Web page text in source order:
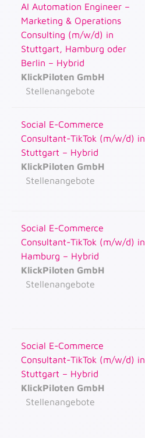
AI Automation Engineer –
Marketing & Operations
Consulting (m/w/d) in
Stuttgart, Hamburg oder
Berlin – Hybrid
KlickPiloten GmbH
Stellenangebote
Social E-Commerce
Consultant-TikTok (m/w/d) in
Stuttgart – Hybrid
KlickPiloten GmbH
Stellenangebote
Social E-Commerce
Consultant-TikTok (m/w/d) in
Hamburg – Hybrid
KlickPiloten GmbH
Stellenangebote
Social E-Commerce
Consultant-TikTok (m/w/d) in
Stuttgart – Hybrid
KlickPiloten GmbH
Stellenangebote